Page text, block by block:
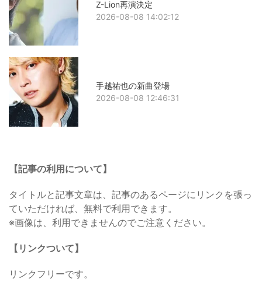
Z-Lion再演決定
2026-08-08 14:02:12
手越祐也の新曲登場
2026-08-08 12:46:31
【記事の利用について】
タイトルと記事文章は、記事のあるページにリンクを張っ
ていただければ、無料で利用できます。
※画像は、利用できませんのでご注意ください。
【リンクついて】
リンクフリーです。